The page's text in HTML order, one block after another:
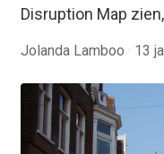
Disruption Map
Jolanda Lamboo · 13